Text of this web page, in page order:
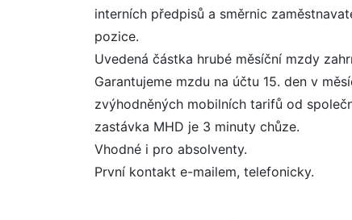
interních předpisů a směrnic
pozice.
Uvedená částka hrubé měsíční mzdy
Garantujeme mzdu na účtu 15. den v
zvýhodněných mobilních tarifů od
zastávka MHD je 3 minuty chůze.
Vhodné i pro absolventy.
První kontakt e-mailem, telefonicky.